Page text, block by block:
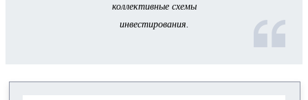
коллективные схемы
инвестирования.